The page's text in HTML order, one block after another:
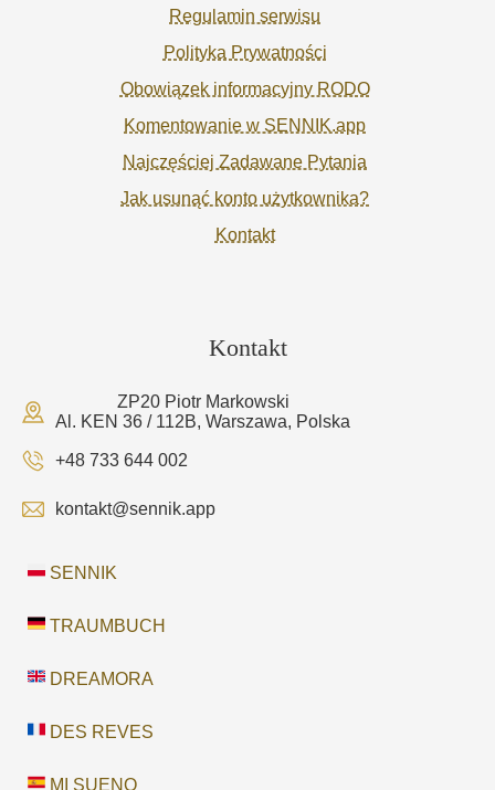
Regulamin serwisu
Polityka Prywatności
Obowiązek informacyjny RODO
Komentowanie w SENNIK.app
Najczęściej Zadawane Pytania
Jak usunąć konto użytkownika?
Kontakt
Kontakt
ZP20 Piotr Markowski
Al. KEN 36 / 112B, Warszawa, Polska
+48 733 644 002
kontakt@sennik.app
SENNIK
TRAUMBUCH
DREAMORA
DES REVES
MI SUENO